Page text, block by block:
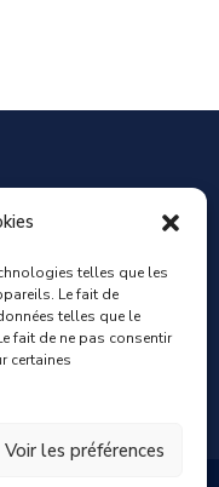
telles que les
Le fait de
telles que le
fait de ne pas consentir
certaines
Voir les préférences